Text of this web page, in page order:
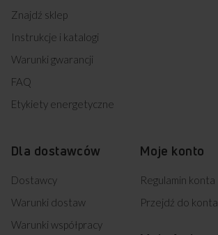
Znajdź sklep
Instrukcje i katalogi
Warunki gwarancji
FAQ
Etykiety energetyczne
Dla dostawców
Dostawcy
Warunki dostaw
Warunki współpracy
Moje konto
Regulamin konta
Przejdź do konta